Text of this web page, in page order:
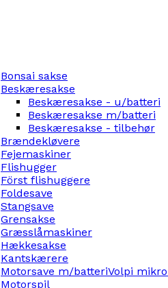
Bonsai sakse
Beskæresakse
Beskæresakse - u/batteri
Beskæresakse m/batteri
Beskæresakse - tilbehør
Brændekløvere
Fejemaskiner
Flishugger
Först flishuggere
Foldesave
Stangsave
Grensakse
Græsslåmaskiner
Hækkesakse
Kantskærere
Motorsave m/batteriVolpi
Motorspil